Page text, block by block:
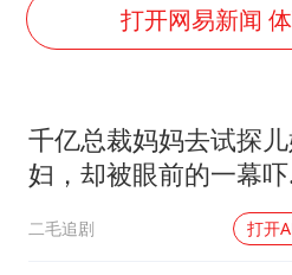
“深圳地
奋进开
打开网易新闻
千亿总裁妈妈去试探
妇，却被眼前的一幕吓
二毛追剧 打开